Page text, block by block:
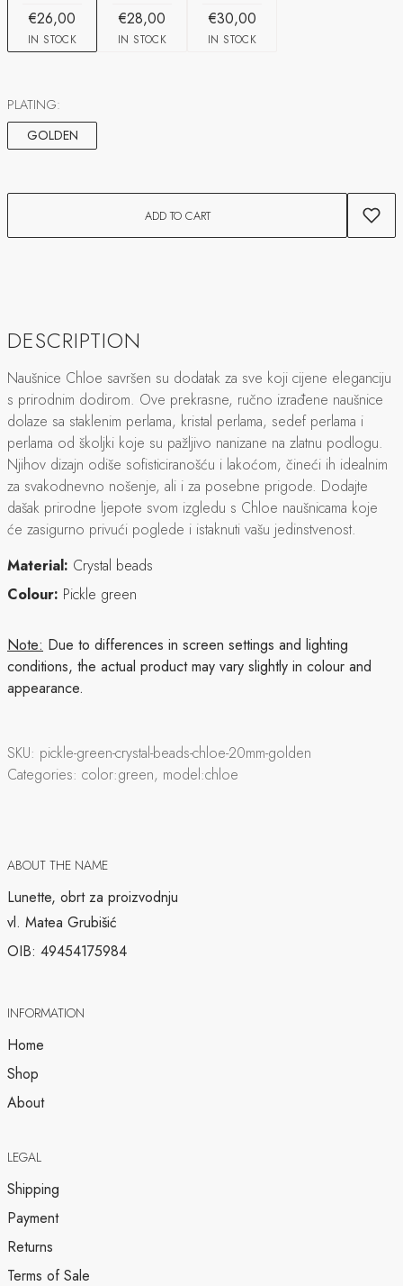
€26,00
IN STOCK
€28,00
IN STOCK
€30,00
IN STOCK
PLATING:
GOLDEN
ADD TO CART
DESCRIPTION
Naušnice Chloe savršen su dodatak za sve koji cijene eleganciju
s prirodnim dodirom. Ove prekrasne, ručno izrađene naušnice
dolaze sa staklenim perlama, kristal perlama, sedef perlama i
perlama od školjki koje su pažljivo nanizane na zlatnu podlogu.
Njihov dizajn odiše sofisticiranošću i lakoćom, čineći ih idealnim
za svakodnevno nošenje, ali i za posebne prigode. Dodajte
dašak prirodne ljepote svom izgledu s Chloe naušnicama koje
će zasigurno privući poglede i istaknuti vašu jedinstvenost.
Material: Crystal beads
Colour: Pickle green
Note: Due to differences in screen settings and lighting
conditions, the actual product may vary slightly in colour and
appearance.
SKU: pickle-green-crystal-beads-chloe-20mm-golden
Categories: color:green, model:chloe
ABOUT THE NAME
Lunette, obrt za proizvodnju
vl. Matea Grubišić
OIB: 49454175984
INFORMATION
Home
Shop
About
LEGAL
Shipping
Payment
Returns
Terms of Sale